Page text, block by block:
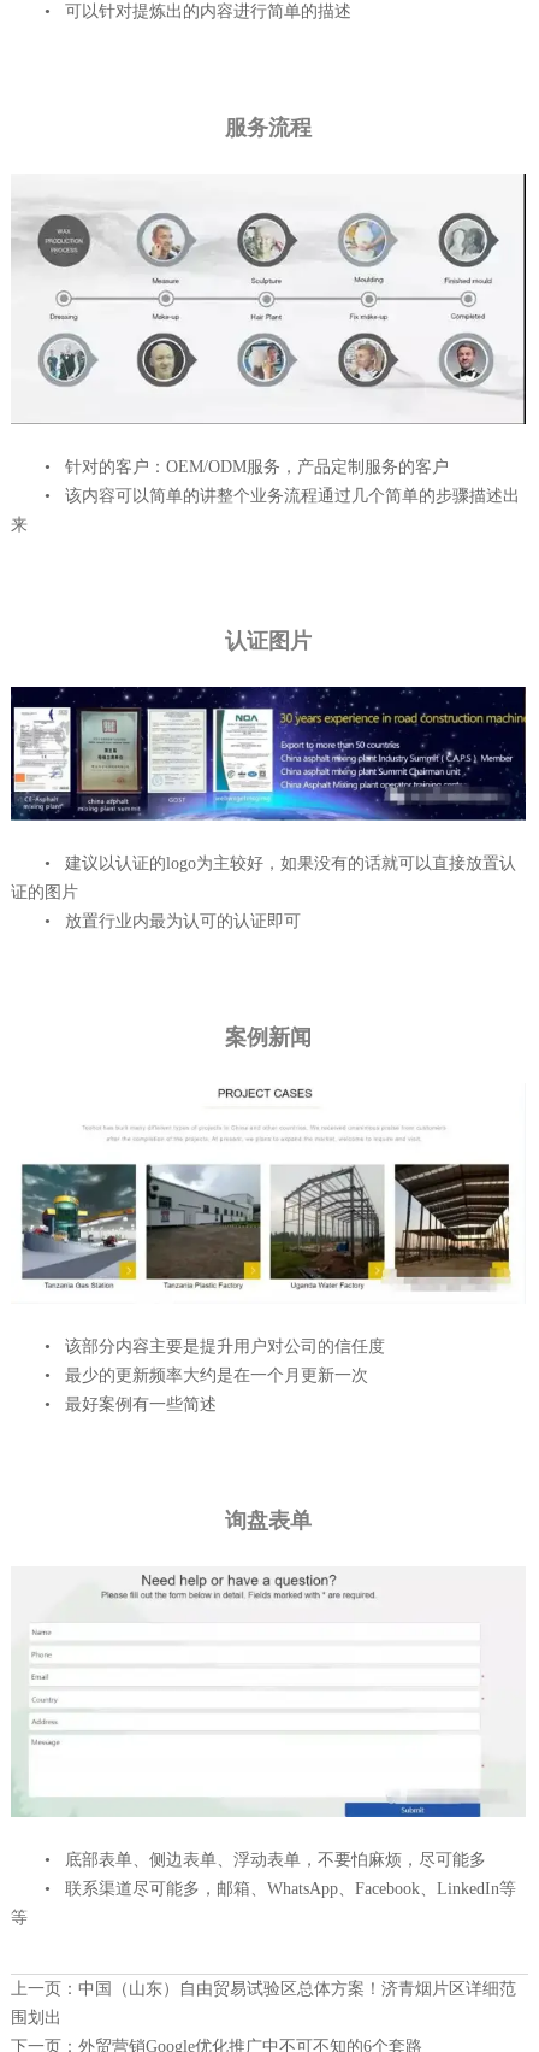
• 可以针对提炼出的内容进行简单的描述
服务流程
• 针对的客户：OEM/ODM服务，产品定制服务的客户
• 该内容可以简单的讲整个业务流程通过几个简单的步骤描述出
来
认证图片
• 建议以认证的logo为主较好，如果没有的话就可以直接放置认
证的图片
• 放置行业内最为认可的认证即可
案例新闻
• 该部分内容主要是提升用户对公司的信任度
• 最少的更新频率大约是在一个月更新一次
• 最好案例有一些简述
询盘表单
• 底部表单、侧边表单、浮动表单，不要怕麻烦，尽可能多
• 联系渠道尽可能多，邮箱、WhatsApp、Facebook、LinkedIn等
等
上一页： 中国（山东）自由贸易试验区总体方案！济青烟片区详细范
围划出
下一页： 外贸营销Google优化推广中不可不知的6个套路